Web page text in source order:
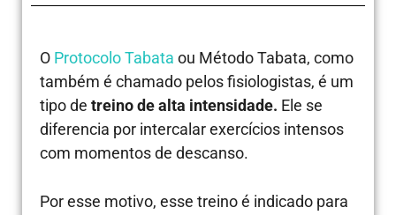
O Protocolo Tabata ou Método Tabata, como
também é chamado pelos fisiologistas, é um
tipo de treino de alta intensidade. Ele se
diferencia por intercalar exercícios intensos
com momentos de descanso.
Por esse motivo, esse treino é indicado para